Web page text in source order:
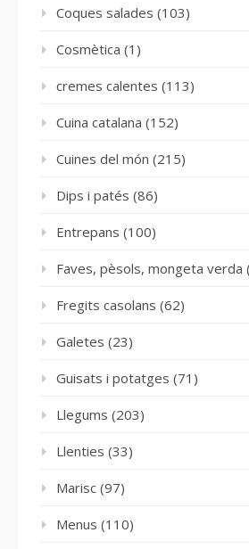
Coques salades (103)
Cosmètica (1)
cremes calentes (113)
Cuina catalana (152)
Cuines del món (215)
Dips i patés (86)
Entrepans (100)
Faves, pèsols, mongeta verda
Fregits casolans (62)
Galetes (23)
Guisats i potatges (71)
Llegums (203)
Llenties (33)
Marisc (97)
Menus (110)